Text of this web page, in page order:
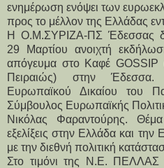
ενημέρωση ενόψει των
προς το μέλλον της Ελλάδας
Η Ο.Μ.ΣΥΡΙΖΑ-ΠΣ Έδεσσας
29 Μαρτίου ανοιχτή
απόγευμα στο Καφέ GOSSIP
Πειραιώς) στην
Ευρωπαϊκού Δικαίου του
Σύμβουλος Ευρωπαϊκής
Νικόλας Φαραντούρης.
εξελίξεις στην Ελλάδα και
με την διεθνή πολιτική
Στο τιμόνι της Ν.Ε.